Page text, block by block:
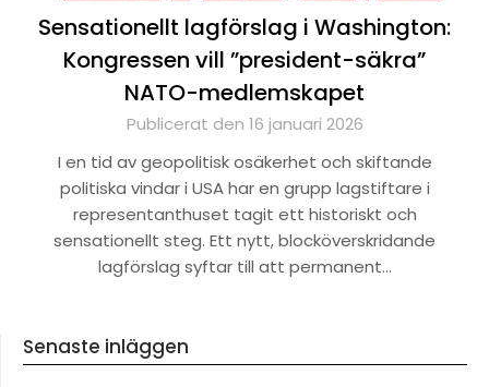
Sensationellt lagförslag i Washington:
Kongressen vill ”president-säkra”
NATO-medlemskapet
Publicerat den 16 januari 2026
I en tid av geopolitisk osäkerhet och skiftande
politiska vindar i USA har en grupp lagstiftare i
representanthuset tagit ett historiskt och
sensationellt steg. Ett nytt, blocköverskridande
lagförslag syftar till att permanent…
Senaste inläggen